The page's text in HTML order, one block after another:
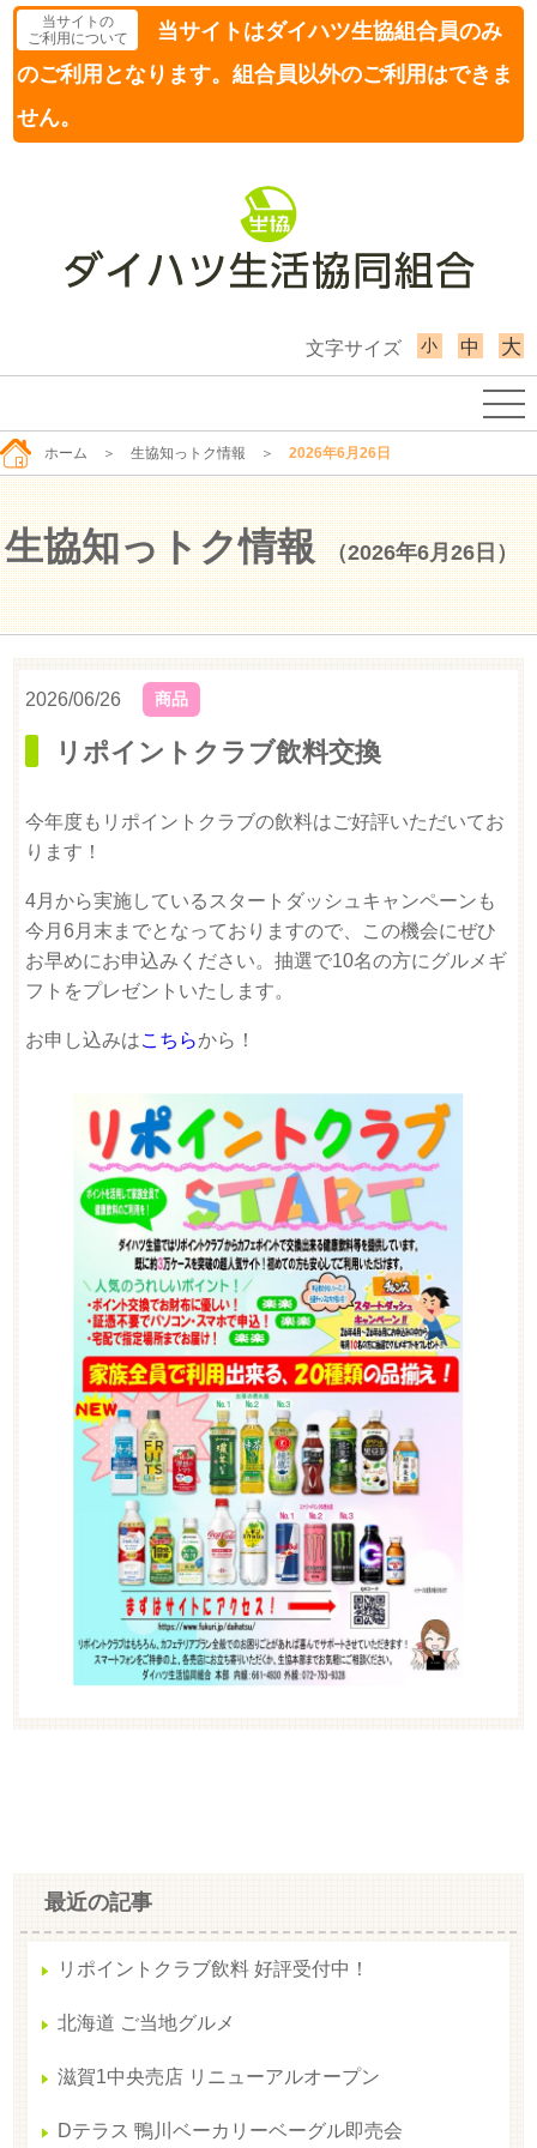
当サイトの
ご利用について
当サイトはダイハツ生協組合員のみ
のご利用となります。組合員以外のご利用はできま
せん。
文字サイズ 小 中 大
ホーム ＞ 生協知っトク情報 ＞ 2026年6月26日
生協知っトク情報 （2026年6月26日）
2026/06/26 商品
リポイントクラブ飲料交換
今年度もリポイントクラブの飲料はご好評いただいてお
ります！
4月から実施しているスタートダッシュキャンペーンも
今月6月末までとなっておりますので、この機会にぜひ
お早めにお申込みください。抽選で10名の方にグルメギ
フトをプレゼントいたします。
お申し込みはこちらから！
最近の記事
リポイントクラブ飲料 好評受付中！
北海道 ご当地グルメ
滋賀1中央売店 リニューアルオープン
Dテラス 鴨川ベーカリーベーグル即売会